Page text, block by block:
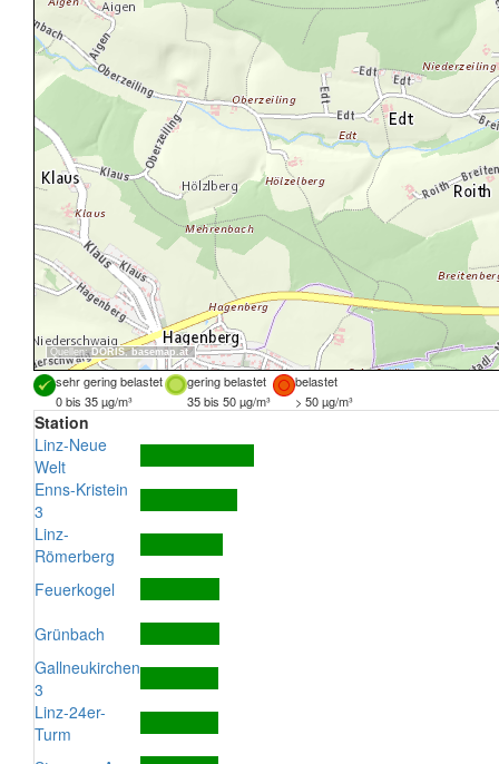
Quellen: DORIS,basemap.at
sehr gering belastet gering belastet
belastet
0 bis 35 µg/m³
35 bis 50 µg/m³ > 50 µg/m³
Station
Linz-Neue
Welt
Enns-Kristein
3
Linz-
Römerberg
Feuerkogel
Grünbach
Gallneukirchen
3
Linz-24er-
Turm